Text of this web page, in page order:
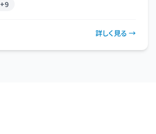
+9
詳しく見る →